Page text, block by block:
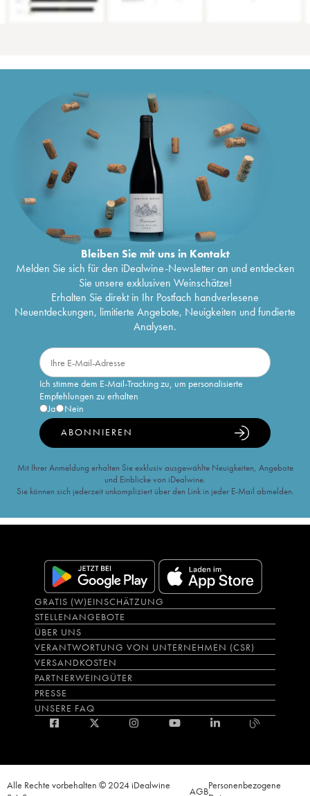
Bleiben Sie mit uns in Kontakt
Melden Sie sich für den iDealwine-Newsletter an und entdecken
Sie unsere exklusiven Weinschätze!
Erhalten Sie direkt in Ihr Postfach handverlesene
Neuentdeckungen, limitierte Angebote, Neuigkeiten und fundierte
Analysen.
Ich stimme dem E-Mail-Tracking zu, um personalisierte
Empfehlungen zu erhalten
Ja
Nein
ABONNIEREN
Mit Ihrer Anmeldung erhalten Sie exklusiv ausgewählte Neuigkeiten, Angebote
und Einblicke von iDealwine.
Sie können sich jederzeit unkompliziert über den Link in jeder E-Mail abmelden.
GRATIS (W)EINSCHÄTZUNG
STELLENANGEBOTE
ÜBER UNS
VERANTWORTUNG VON UNTERNEHMEN (CSR)
VERSANDKOSTEN
PARTNERWEINGÜTER
PRESSE
UNSERE FAQ
Alle Rechte vorbehalten © 2024 iDealwine
AGBPersonenbezogene